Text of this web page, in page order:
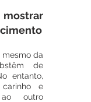
mesmo da
de
entanto,
e
ao outro